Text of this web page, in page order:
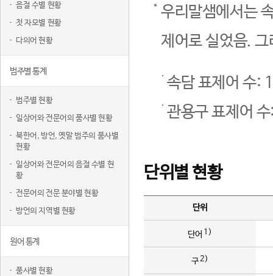
음절 수별 현황
첫 자모별 현황
다의어 현황
범주별 통계
범주별 현황
일상어와 전문어의 품사별 현황
북한어, 방언, 옛말 범주의 품사별
현황
일상어와 전문어의 음절 수별 현
황
전문어의 전문 분야별 현황
방언의 지역별 현황
원어 통계
품사별 현황
우리말샘에서는
제어로 실었음.
속담 표제어 수:
관용구 표제어
단위별 현황
단위
단어 1)
구2)